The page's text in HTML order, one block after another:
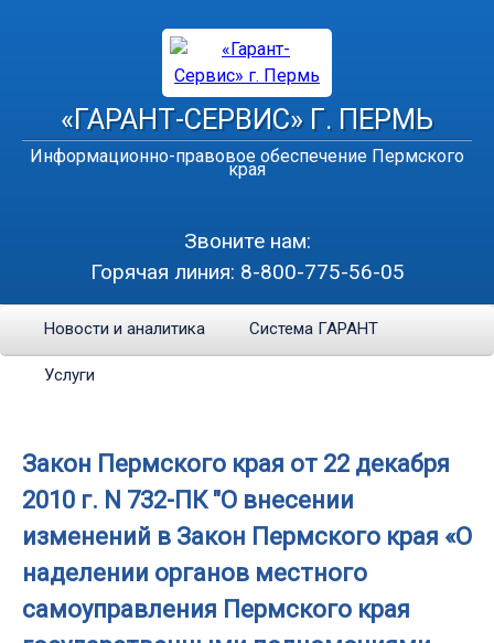
«ГАРАНТ-СЕРВИС» Г. ПЕРМЬ
Информационно-правовое обеспечение Пермского
края
Звоните нам:
Горячая линия: 8-800-775-56-05
Новости и аналитика Система ГАРАНТ
Услуги
Закон Пермского края от 22 декабря
2010 г. N 732-ПК "О внесении
изменений в Закон Пермского края «О
наделении органов местного
самоуправления Пермского края